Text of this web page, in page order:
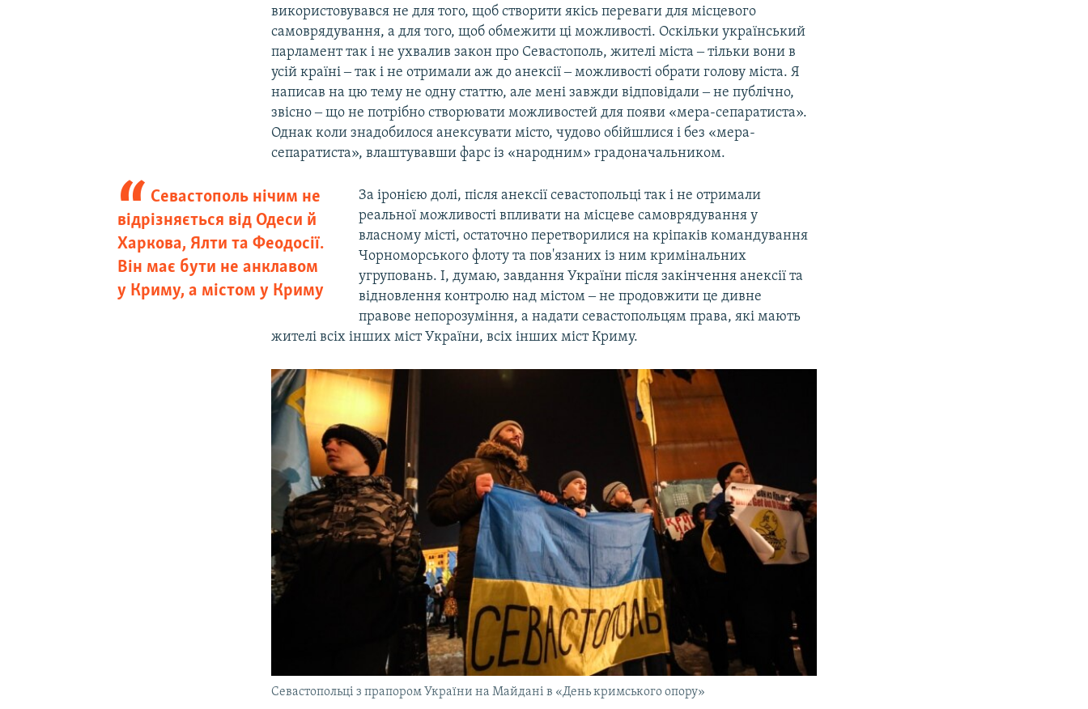
використовувався не для того, щоб створити якісь переваги для місцевого
самоврядування, а для того, щоб обмежити ці можливості. Оскільки український
парламент так і не ухвалив закон про Севастополь, жителі міста ‒ тільки вони в
усій країні ‒ так і не отримали аж до анексії ‒ можливості обрати голову міста. Я
написав на цю тему не одну статтю, але мені завжди відповідали ‒ не публічно,
звісно ‒ що не потрібно створювати можливостей для появи «мера-сепаратиста».
Однак коли знадобилося анексувати місто, чудово обійшлися і без «мера-
сепаратиста», влаштувавши фарс із «народним» градоначальником.
Севастополь нічим не
відрізняється від Одеси й
Харкова, Ялти та Феодосії.
Він має бути не анклавом
у Криму, а містом у Криму
За іронією долі, після анексії севастопольці так і не отримали
реальної можливості впливати на місцеве самоврядування у
власному місті, остаточно перетворилися на кріпаків командування
Чорноморського флоту та пов'язаних із ним кримінальних
угруповань. І, думаю, завдання України після закінчення анексії та
відновлення контролю над містом ‒ не продовжити це дивне
правове непорозуміння, а надати севастопольцям права, які мають
жителі всіх інших міст України, всіх інших міст Криму.
Севастопольці з прапором України на Майдані в «День кримського опору»